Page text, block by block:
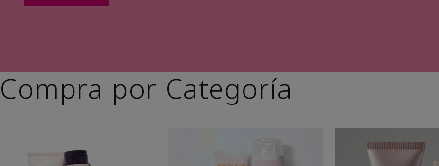
Compra por Categoría